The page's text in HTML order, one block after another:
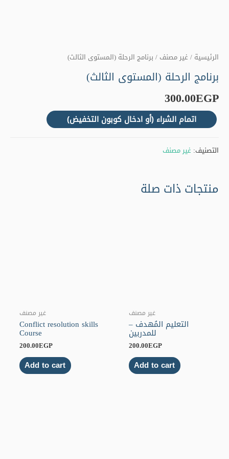
الرئيسية / غير مصنف / برنامج الرحلة (المستوى الثالث)
برنامج الرحلة (المستوى الثالث)
300.00EGP
اتمام الشراء (أو ادخال كوبون التخفيض)
التصنيف: غير مصنف
منتجات ذات صلة
غير مصنف
التعليم المُهدف –
للمدربين
200.00EGP
Add to cart
غير مصنف
Conflict resolution skills
Course
200.00EGP
Add to cart